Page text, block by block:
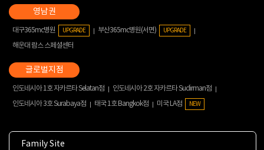
대구365mc병원 UPGRADE 부산365mc병원(서면) UPGRADE
해운대 람스 스페셜센터
인도네시아 1호 자카르타 Selatan점
인도네시아 2호 자카르타 Sudirman점
인도네시아 3호 Surabaya점
태국 1호 Bangkok점 미국 LA점 NEW
Family Site